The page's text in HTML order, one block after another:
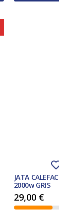
JATA
2000w GRIS
29,00 €